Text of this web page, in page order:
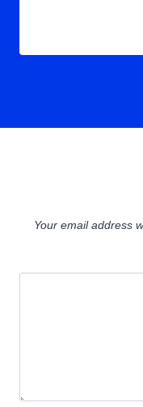
Your email address